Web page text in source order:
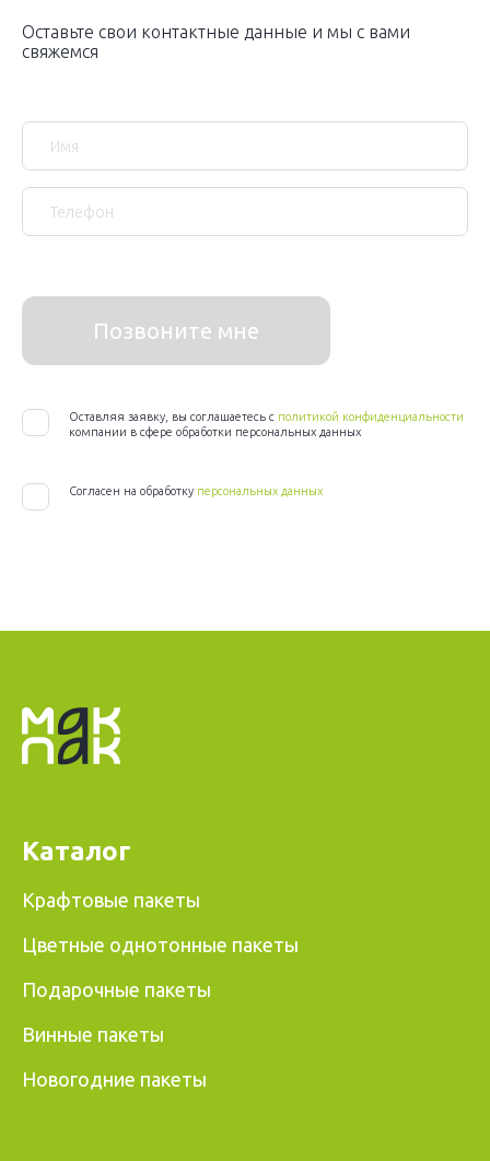
Оставьте свои контактные данные и мы с вами
свяжемся
Позвоните мне
Оставляя заявку, вы соглашаетесь с политикой конфиденциальности
компании в сфере обработки персональных данных
Согласен на обработку персональных данных
Каталог
Крафтовые пакеты
Цветные однотонные пакеты
Подарочные пакеты
Винные пакеты
Новогодние пакеты